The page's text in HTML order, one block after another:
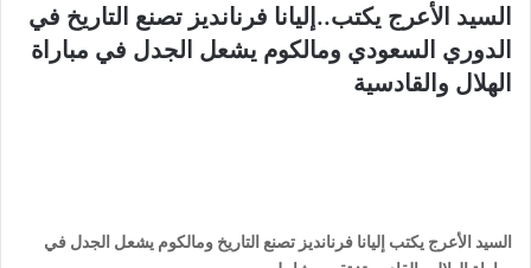
السيد الأعرج يكتب..إليانا فرنانديز تصنع التاريخ في
الدوري السعودي ومالكوم يشعل الجدل في مباراة
الهلال والقادسية
السيد الأعرج يكتب إليانا فرنانديز تصنع التاريخ ومالكوم يشعل الجدل في